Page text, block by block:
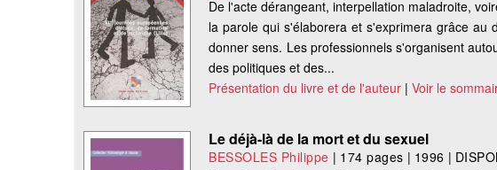
De l'acte dérangeant, interpellation maladroite,
la parole qui s'élaborera et s'exprimera grâce au
donner sens. Les professionnels s'organisent
des politiques et des...
Présentation du livre et de l'auteur |Voir le
Le déjà-là de la mort et du sexuel
BESSOLES Philippe | 174 pages | 1996 |